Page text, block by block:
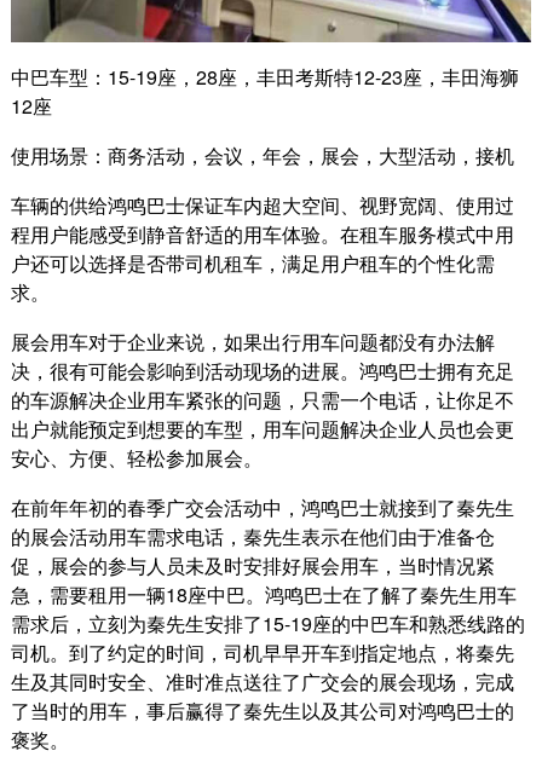
中巴车型：15-19座，28座，丰田考斯特12-23座，丰田海狮
12座
使用场景：商务活动，会议，年会，展会，大型活动，接机
车辆的供给鸿鸣巴士保证车内超大空间、视野宽阔、使用过
程用户能感受到静音舒适的用车体验。在租车服务模式中用
户还可以选择是否带司机租车，满足用户租车的个性化需
求。
展会用车对于企业来说，如果出行用车问题都没有办法解
决，很有可能会影响到活动现场的进展。鸿鸣巴士拥有充足
的车源解决企业用车紧张的问题，只需一个电话，让你足不
出户就能预定到想要的车型，用车问题解决企业人员也会更
安心、方便、轻松参加展会。
在前年年初的春季广交会活动中，鸿鸣巴士就接到了秦先生
的展会活动用车需求电话，秦先生表示在他们由于准备仓
促，展会的参与人员未及时安排好展会用车，当时情况紧
急，需要租用一辆18座中巴。鸿鸣巴士在了解了秦先生用车
需求后，立刻为秦先生安排了15-19座的中巴车和熟悉线路的
司机。到了约定的时间，司机早早开车到指定地点，将秦先
生及其同时安全、准时准点送往了广交会的展会现场，完成
了当时的用车，事后赢得了秦先生以及其公司对鸿鸣巴士的
褒奖。